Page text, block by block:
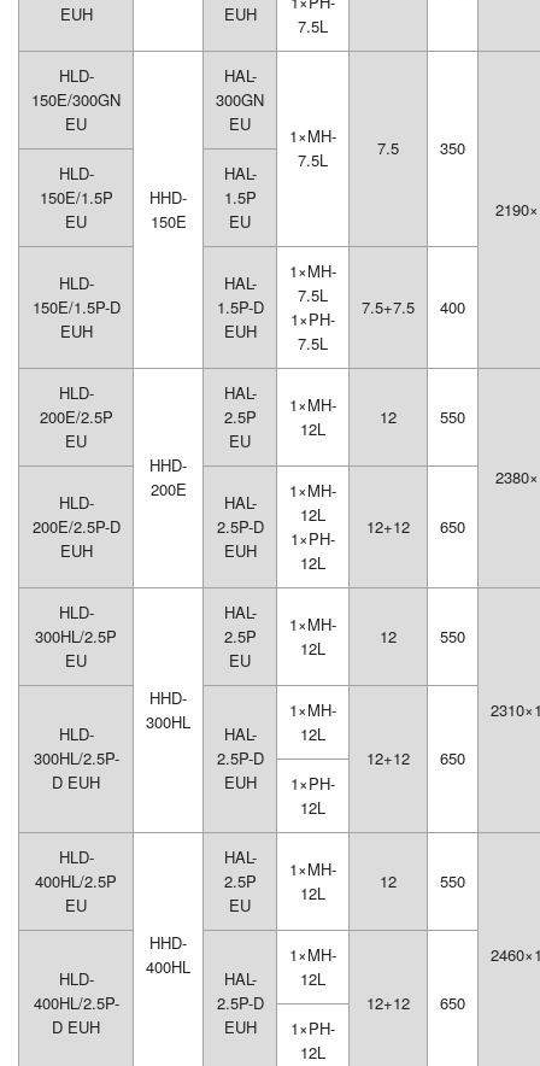
EUH
EUH
7.5L
HLD-
150E/300GN
EU
HHD-
150E
HAL-
300GN
EU
1×MH-
7.5L
7.5 350
HLD-
150E/1.5P
EU
HAL-
1.5P
EU
HLD-
150E/1.5P-D
EUH
HAL-
1.5P-D
EUH
1×MH-
7.5L
1×PH-
7.5L
7.5+7.5 400
HLD-
200E/2.5P
EU
HHD-
200E
HAL-
2.5P
EU
1×MH-
12L
12 550
HLD-
200E/2.5P-D
EUH
HAL-
2.5P-D
EUH
1×MH-
12L
1×PH-
12L
12+12 650
HLD-
300HL/2.5P
EU
HHD-
300HL
HAL-
2.5P
EU
1×MH-
12L
12 550
HLD-
300HL/2.5P-
D EUH
HAL-
2.5P-D
EUH
1×MH-
12L
12+12
650
1×PH-
12L
HLD-
400HL/2.5P
EU
HHD-
400HL
HAL-
2.5P
EU
1×MH-
12L
12 550
HLD-
400HL/2.5P-
D EUH
HAL-
2.5P-D
EUH
1×MH-
12L
12+12
650
1×PH-
12L